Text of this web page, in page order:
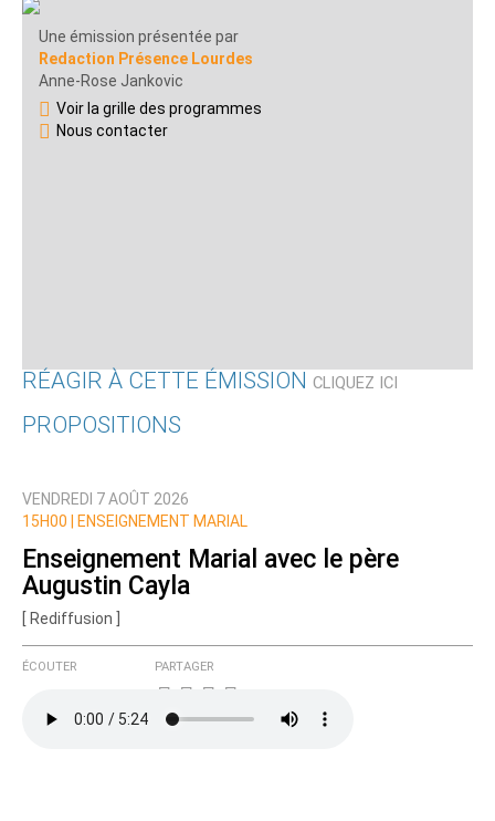
Une émission présentée par
Redaction Présence Lourdes
Anne-Rose Jankovic
Voir la grille des programmes
Nous contacter
RÉAGIR À CETTE ÉMISSION CLIQUEZ ICI
Nom
Courriel (non publié)
PROPOSITIONS
VENDREDI 7 AOÛT 2026
15H00 |
ENSEIGNEMENT MARIAL
Enseignement Marial avec le père
Augustin Cayla
[ Rediffusion ]
ÉCOUTER PARTAGER